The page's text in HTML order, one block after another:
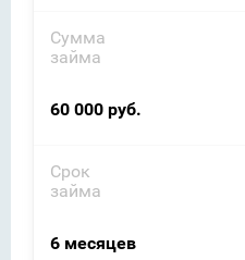
Сумма
займа
60 000 руб.
Срок
займа
6 месяцев